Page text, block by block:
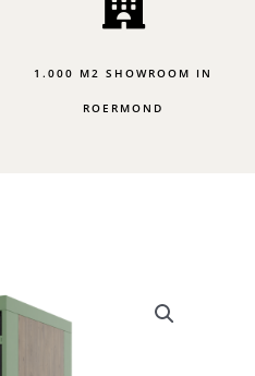
1.000 M2 SHOWROOM IN
ROERMOND